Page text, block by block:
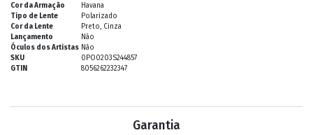
Cor da Armação
Havana
Tipo de Lente
Polarizado
Cor da Lente
Preto, Cinza
Lançamento
Não
Óculos dos Artistas Não
SKU
0PO0203S244857
GTIN
8056262232347
Garantia